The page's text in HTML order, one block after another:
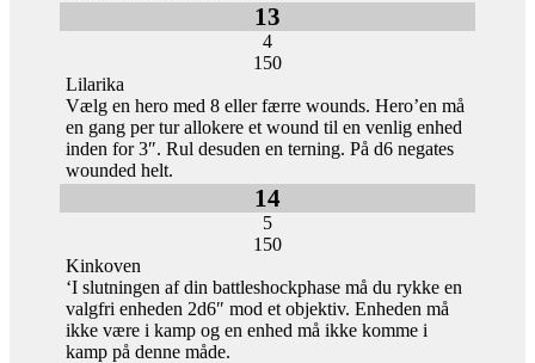
13
4
150
Lilarika
Vælg en hero med 8 eller færre wounds. Hero’en må
en gang per tur allokere et wound til en venlig enhed
inden for 3″. Rul desuden en terning. På d6 negates
wounded helt.
14
5
150
Kinkoven
‘I slutningen af din battleshockphase må du rykke en
valgfri enheden 2d6″ mod et objektiv. Enheden må
ikke være i kamp og en enhed må ikke komme i
kamp på denne måde.